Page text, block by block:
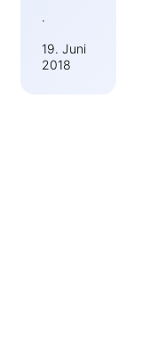
·
19. Juni
2018